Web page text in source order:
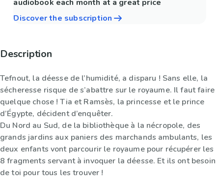
audiobook each month at a great price
Discover the subscription
Description
Tefnout, la déesse de l’humidité, a disparu ! Sans elle, la
sécheresse risque de s’abattre sur le royaume. Il faut faire
quelque chose ! Tia et Ramsès, la princesse et le prince
d’Égypte, décident d’enquêter.
Du Nord au Sud, de la bibliothèque à la nécropole, des
grands jardins aux paniers des marchands ambulants, les
deux enfants vont parcourir le royaume pour récupérer les
8 fragments servant à invoquer la déesse. Et ils ont besoin
de toi pour tous les trouver !